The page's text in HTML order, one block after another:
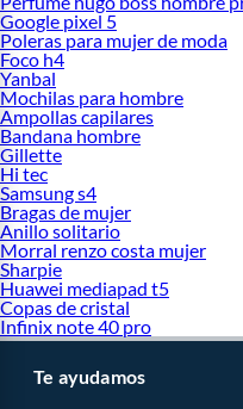
Google pixel 5
Poleras para mujer de moda
Foco h4
Yanbal
Mochilas para hombre
Ampollas capilares
Bandana hombre
Gillette
Hi tec
Samsung s4
Bragas de mujer
Anillo solitario
Morral renzo costa mujer
Sharpie
Huawei mediapad t5
Copas de cristal
Infinix note 40 pro
Te ayudamos